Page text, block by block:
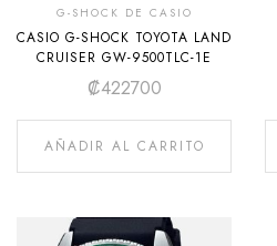
G-SHOCK DE CASIO
CASIO G-SHOCK TOYOTA LAND
CRUISER GW-9500TLC-1E
₡422700
AÑADIR AL CARRITO